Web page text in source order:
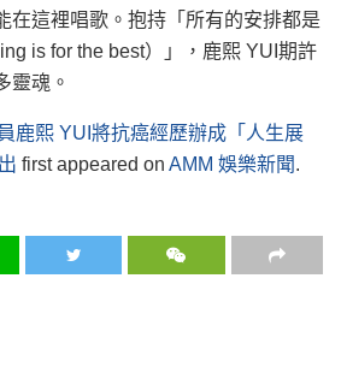
在這裡唱歌。抱持「所有的安排都是
is for the best）」，鹿熙 YUI期許
靈魂。
鹿熙 YUI將抗癌經歷辦成「人生展
first appeared on AMM 娛樂新聞.